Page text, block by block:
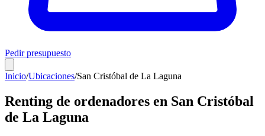
Pedir presupuesto
Inicio/Ubicaciones/San Cristóbal de La Laguna
Renting de ordenadores en San Cristóbal
de La Laguna